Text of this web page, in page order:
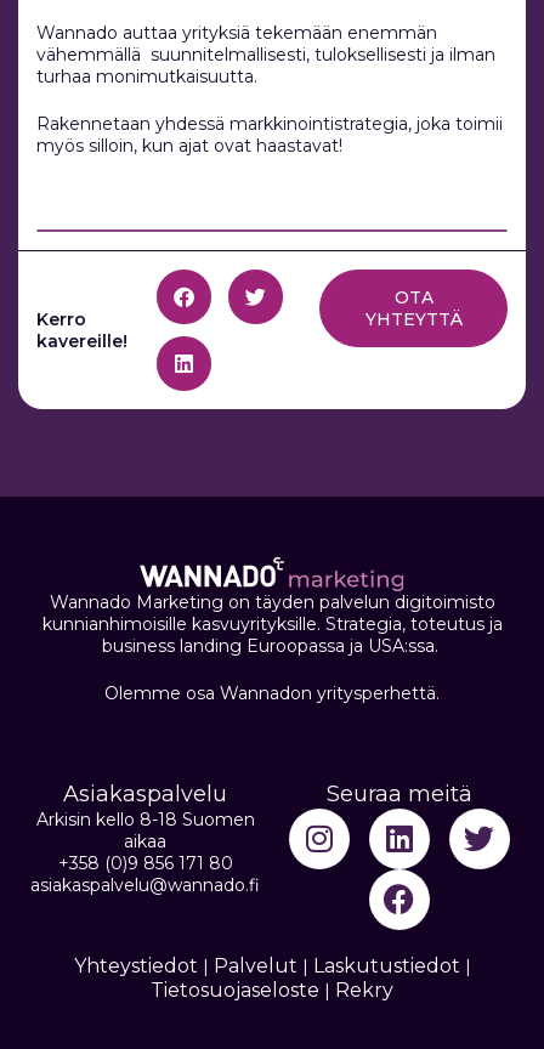
Wannado auttaa yrityksiä tekemään enemmän
vähemmällä suunnitelmallisesti, tuloksellisesti ja ilman
turhaa monimutkaisuutta.
Rakennetaan yhdessä markkinointistrategia, joka toimii
myös silloin, kun ajat ovat haastavat!
Kerro
kavereille!
OTA
YHTEYTTÄ
Wannado Marketing on täyden palvelun digitoimisto
kunnianhimoisille kasvuyrityksille. Strategia, toteutus ja
business landing Euroopassa ja USA:ssa.
Olemme osa Wannadon yritysperhettä.
Asiakaspalvelu
Arkisin kello 8-18 Suomen
aikaa
+358 (0)9 856 171 80
asiakaspalvelu@wannado.fi
Seuraa meitä
Yhteystiedot | Palvelut | Laskutustiedot |
Tietosuojaseloste | Rekry